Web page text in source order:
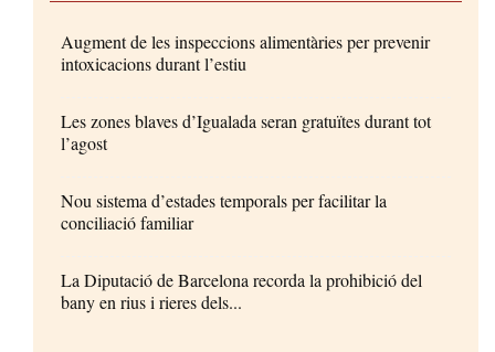
Augment de les inspeccions alimentàries per prevenir
intoxicacions durant l’estiu
Les zones blaves d’Igualada seran gratuïtes durant tot
l’agost
Nou sistema d’estades temporals per facilitar la
conciliació familiar
La Diputació de Barcelona recorda la prohibició del
bany en rius i rieres dels...